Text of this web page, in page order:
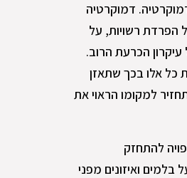
דמוקרטיה
הפרדת רשויות, על
עיקרון הכרעת הרוב.
כל אלו בכך שתאזן
למקומו הראוי את
להתחזק
ואיזונים מפני